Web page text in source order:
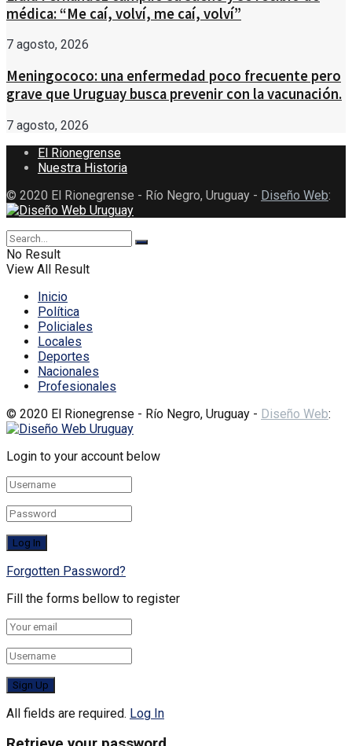
médica: “Me caí, volví, me caí, volví”
7 agosto, 2026
Meningococo: una enfermedad poco frecuente pero
grave que Uruguay busca prevenir con la vacunación.
7 agosto, 2026
El Rionegrense
Nuestra Historia
© 2020 El Rionegrense - Río Negro, Uruguay - Diseño Web:
No Result
View All Result
Inicio
Política
Policiales
Locales
Deportes
Nacionales
Profesionales
© 2020 El Rionegrense - Río Negro, Uruguay - Diseño Web:
Login to your account below
Forgotten Password?
Fill the forms bellow to register
All fields are required. Log In